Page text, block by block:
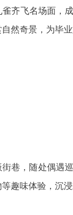
齐飞名场面，
然奇景，为毕
巷，随处偶遇
趣味体验，沉